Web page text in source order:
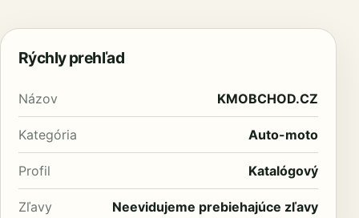
Rýchly prehľad
Názov KMOBCHOD.CZ
Kategória Auto-moto
Profil Katalógový
Zľavy Neevidujeme prebiehajúce zľavy